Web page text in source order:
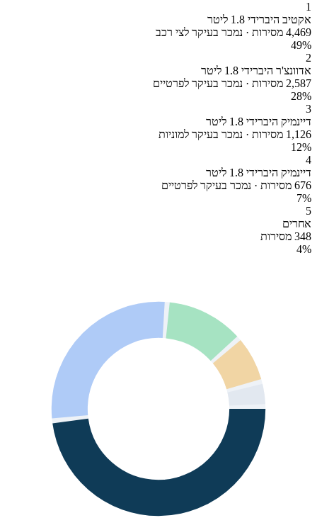
1
אקטיב היברידי 1.8 ליטר
4,469 מסירות · נמכר בעיקר לצי רכב
49%
2
אדוונצ'ר היברידי 1.8 ליטר
2,587 מסירות · נמכר בעיקר לפרטיים
28%
3
דיינמיק היברידי 1.8 ליטר
1,126 מסירות · נמכר בעיקר למוניות
12%
4
דיינמיק היברידי 1.8 ליטר
676 מסירות · נמכר בעיקר לפרטיים
7%
5
אחרים
348 מסירות
4%